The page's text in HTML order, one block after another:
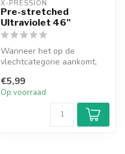
X-PRESSION
Pre-stretched
Ultraviolet 46"
Wanneer het op de
vlechtcategorie aankomt,
Pre-Stret...
€5,99
Op voorraad